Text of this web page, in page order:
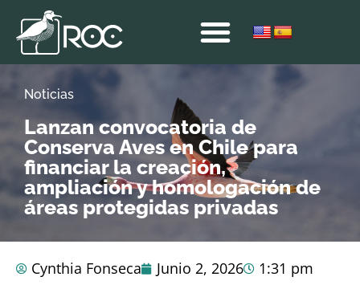
Noticias
Lanzan convocatoria de
Conserva Aves en Chile para
financiar la creación,
ampliación y homologación de
áreas protegidas privadas
Cynthia Fonseca Junio 2, 2026 1:31 pm